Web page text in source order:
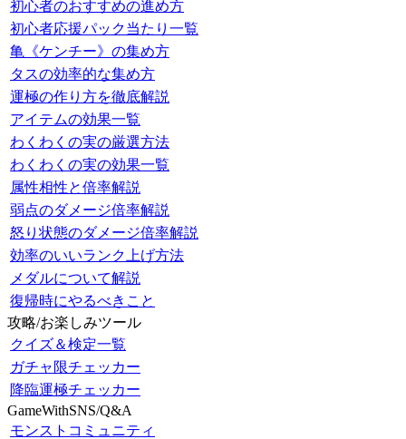
初心者のおすすめの進め方
初心者応援パック当たり一覧
亀《ケンチー》の集め方
タスの効率的な集め方
運極の作り方を徹底解説
アイテムの効果一覧
わくわくの実の厳選方法
わくわくの実の効果一覧
属性相性と倍率解説
弱点のダメージ倍率解説
怒り状態のダメージ倍率解説
効率のいいランク上げ方法
メダルについて解説
復帰時にやるべきこと
攻略/お楽しみツール
クイズ＆検定一覧
ガチャ限チェッカー
降臨運極チェッカー
GameWithSNS/Q&A
モンストコミュニティ